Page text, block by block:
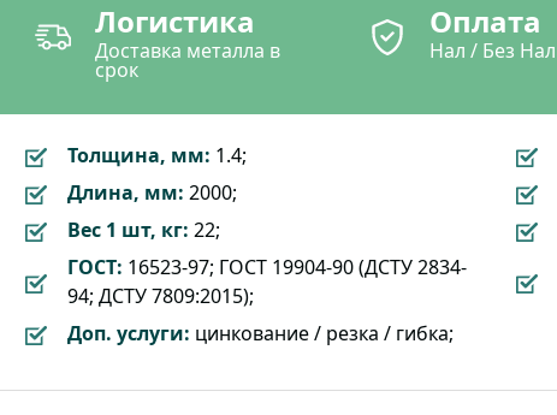
Логистика
Доставка металла в
срок
Оплата
Нал / Без Нал
Толщина, мм: 1.4;
Длина, мм: 2000;
Вес 1 шт, кг: 22;
ГОСТ: 16523-97; ГОСТ 19904-90 (ДСТУ 2834-
94; ДСТУ 7809:2015);
Доп. услуги: цинкование / резка / гибка;